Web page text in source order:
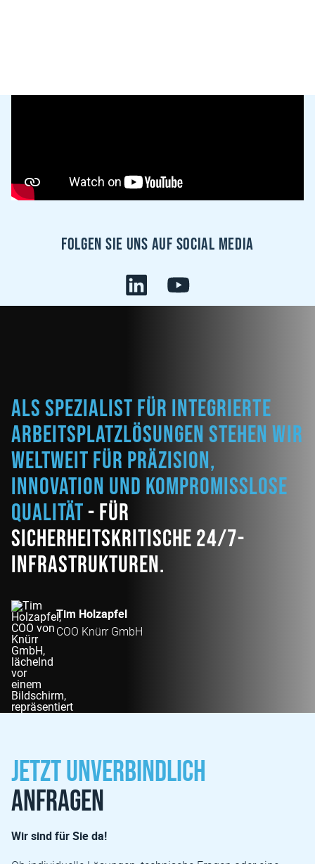
Folgen sie uns auf Social Media
Als Spezialist für integrierte
Arbeitsplatzlösungen stehen wir
weltweit für Präzision,
Innovation und kompromisslose
Qualität- für
sicherheitskritische 24/7-
Infrastrukturen.
Tim Holzapfel
COO Knürr GmbH
Jetzt unverbindlich
anfragen
Wir sind für Sie da!